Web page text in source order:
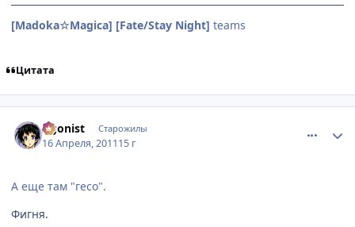
[Madoka☆Magica] [Fate/Stay Night] teams
Цитата
Agonist Старожилы
16 Апреля, 201115 г
А еще там "гесо".
Фигня.